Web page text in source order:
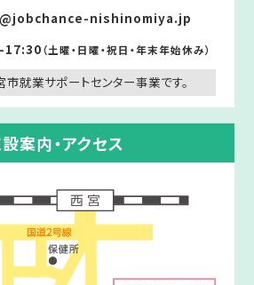
nishinomiya.jp
17:30（土曜・日曜・祝日・年末年始休み）
就業サポートセンター事業です。
案内・アクセス